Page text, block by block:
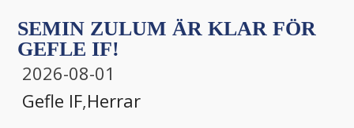
SEMIN ZULUM ÄR KLAR FÖR
GEFLE IF!
2026-08-01
Gefle IF,Herrar